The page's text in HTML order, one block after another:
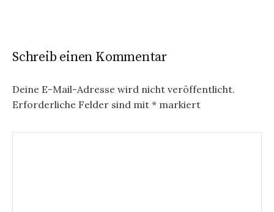
Schreib einen Kommentar
Deine E-Mail-Adresse wird nicht veröffentlicht.
Erforderliche Felder sind mit * markiert